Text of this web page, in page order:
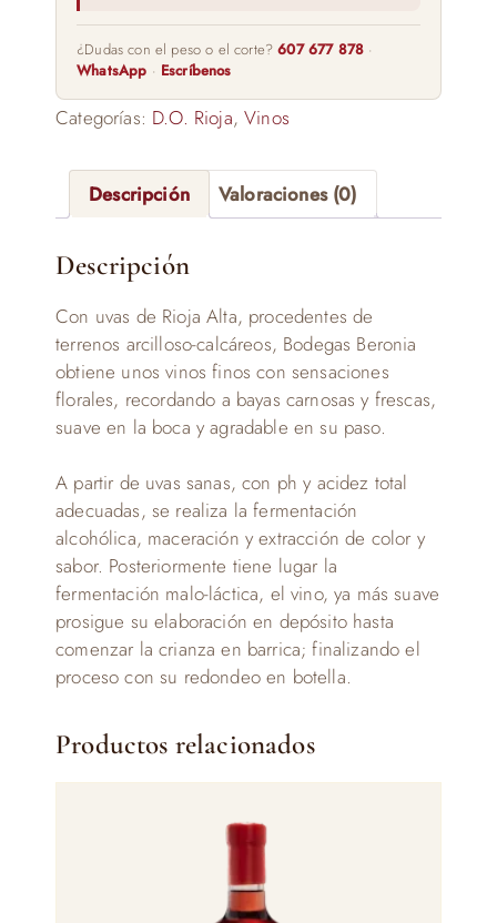
¿Dudas con el peso o el corte?607 677 878 ·
WhatsApp · Escríbenos
Categorías: D.O. Rioja,Vinos
Descripción Valoraciones (0)
Descripción
Con uvas de Rioja Alta, procedentes de
terrenos arcilloso-calcáreos, Bodegas Beronia
obtiene unos vinos finos con sensaciones
florales, recordando a bayas carnosas y frescas,
suave en la boca y agradable en su paso.
A partir de uvas sanas, con ph y acidez total
adecuadas, se realiza la fermentación
alcohólica, maceración y extracción de color y
sabor. Posteriormente tiene lugar la
fermentación malo-láctica, el vino, ya más suave
prosigue su elaboración en depósito hasta
comenzar la crianza en barrica; finalizando el
proceso con su redondeo en botella.
Productos relacionados